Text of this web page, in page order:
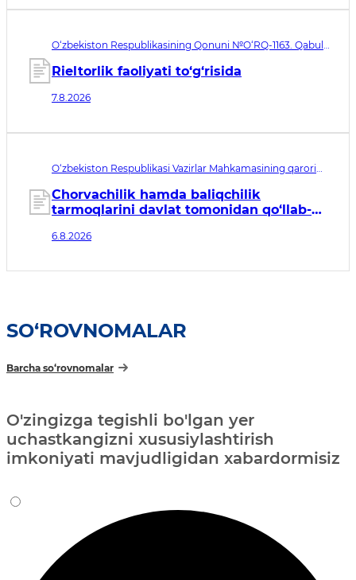
O‘zbekiston Respublikasining Qonuni №O‘RQ-1163. Qabul
Rieltorlik faoliyati to‘g‘risida
7.8.2026
O‘zbekiston Respublikasi Vazirlar Mahkamasining qarori
sanasi 07.08.2026
Chorvachilik hamda baliqchilik
tarmoqlarini davlat tomonidan qo‘llab-
tadbirlari to‘g‘risida
6.8.2026
SO‘ROVNOMALAR
Barcha so‘rovnomalar
O'zingizga tegishli bo'lgan yer
uchastkangizni xususiylashtirish
imkoniyati mavjudligidan xabardormisiz